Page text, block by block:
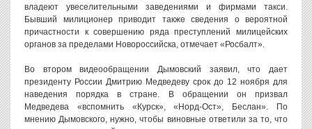
владеют увеселительными заведениями и фирмами такси.
Бывший милиционер приводит также сведения о вероятной
причастности к совершению ряда преступлений милицейских
органов за пределами Новороссийска, отмечает «Росбалт».
Во втором видеообращении Дымовский заявил, что дает
президенту России Дмитрию Медведеву срок до 12 ноября для
наведения порядка в стране. В обращении он призвал
Медведева «вспомнить «Курск», «Норд-Ост», Беслан». По
мнению Дымовского, нужно, чтобы виновные ответили за то, что